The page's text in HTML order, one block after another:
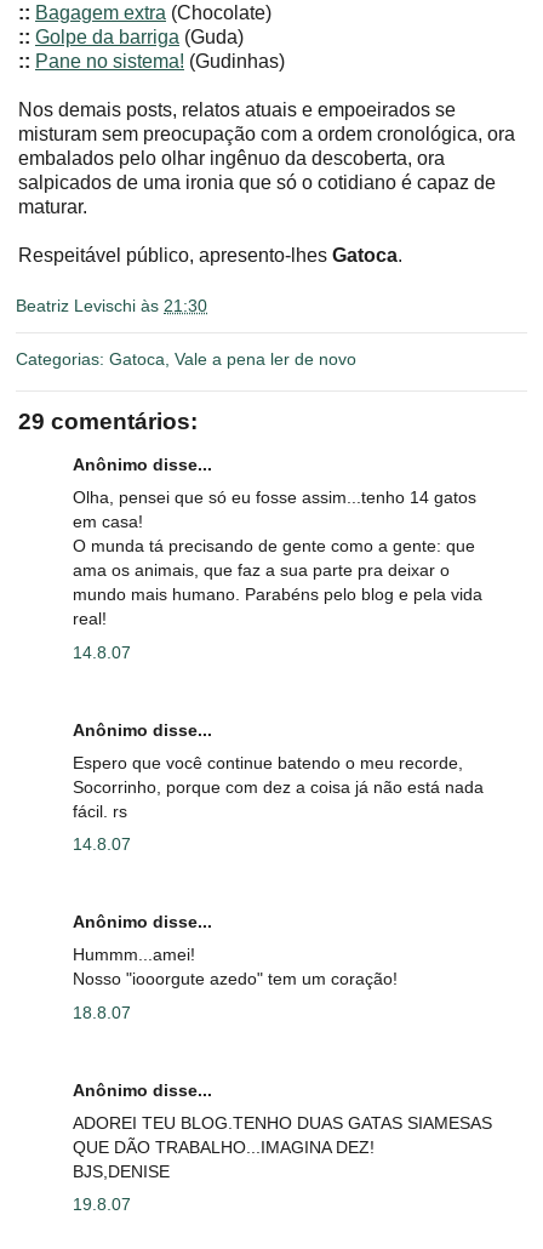
:: Bagagem extra (Chocolate)
:: Golpe da barriga (Guda)
:: Pane no sistema! (Gudinhas)
Nos demais posts, relatos atuais e empoeirados se
misturam sem preocupação com a ordem cronológica, ora
embalados pelo olhar ingênuo da descoberta, ora
salpicados de uma ironia que só o cotidiano é capaz de
maturar.
Respeitável público, apresento-lhes Gatoca.
Beatriz Levischi às 21:30
Categorias: Gatoca Vale a pena ler de novo
29 comentários:
Anônimo disse...
Olha, pensei que só eu fosse assim...tenho 14 gatos
em casa!
O munda tá precisando de gente como a gente: que
ama os animais, que faz a sua parte pra deixar o
mundo mais humano. Parabéns pelo blog e pela vida
real!
14.8.07
Anônimo disse...
Espero que você continue batendo o meu recorde,
Socorrinho, porque com dez a coisa já não está nada
fácil. rs
14.8.07
Anônimo disse...
Hummm...amei!
Nosso "iooorgute azedo" tem um coração!
18.8.07
Anônimo disse...
ADOREI TEU BLOG.TENHO DUAS GATAS SIAMESAS
QUE DÃO TRABALHO...IMAGINA DEZ!
BJS,DENISE
19.8.07